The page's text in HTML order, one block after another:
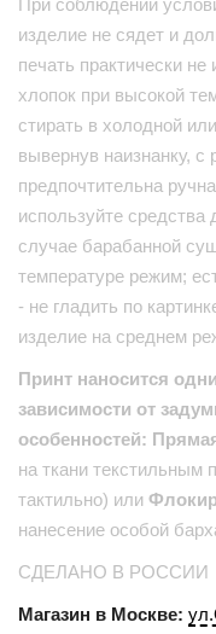
изделие не сядет и
печать практически не
хлопок при высокой
стирать в холодной
вывернув наизнанку,
предпочтительна
используйте
случае барабанной
температуре режим;
- не гладить по
изделие на среднем
Принт наносится
зависимости от
особенностей:
на ткани текстильным
тактильно) или
нанесение особой
СДЕЛАНО В РОССИИ
Магазин в Москве: